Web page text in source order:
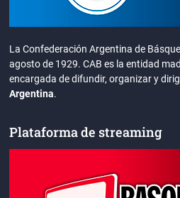
La Confederación Argentina de
agosto de 1929. CAB es la entidad
encargada de difundir, organizar y
Argentina.
Plataforma de streaming